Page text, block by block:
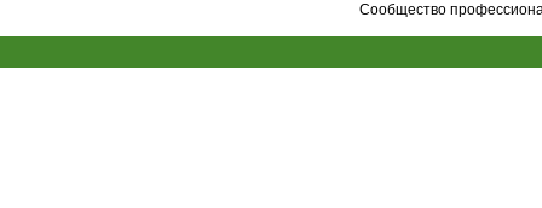
Сообщество